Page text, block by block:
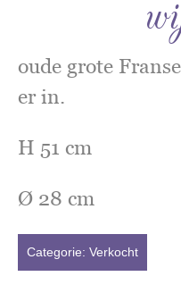
oude grote
er in.
H 51 cm
Ø 28 cm
Categorie: Verkocht